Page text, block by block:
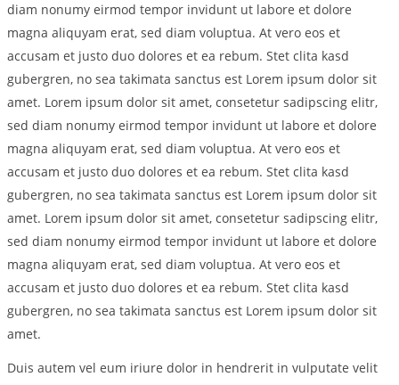
diam nonumy eirmod tempor invidunt ut labore et dolore
magna aliquyam erat, sed diam voluptua. At vero eos et
accusam et justo duo dolores et ea rebum. Stet clita kasd
gubergren, no sea takimata sanctus est Lorem ipsum dolor sit
amet. Lorem ipsum dolor sit amet, consetetur sadipscing elitr,
sed diam nonumy eirmod tempor invidunt ut labore et dolore
magna aliquyam erat, sed diam voluptua. At vero eos et
accusam et justo duo dolores et ea rebum. Stet clita kasd
gubergren, no sea takimata sanctus est Lorem ipsum dolor sit
amet. Lorem ipsum dolor sit amet, consetetur sadipscing elitr,
sed diam nonumy eirmod tempor invidunt ut labore et dolore
magna aliquyam erat, sed diam voluptua. At vero eos et
accusam et justo duo dolores et ea rebum. Stet clita kasd
gubergren, no sea takimata sanctus est Lorem ipsum dolor sit
amet.
Duis autem vel eum iriure dolor in hendrerit in vulputate velit